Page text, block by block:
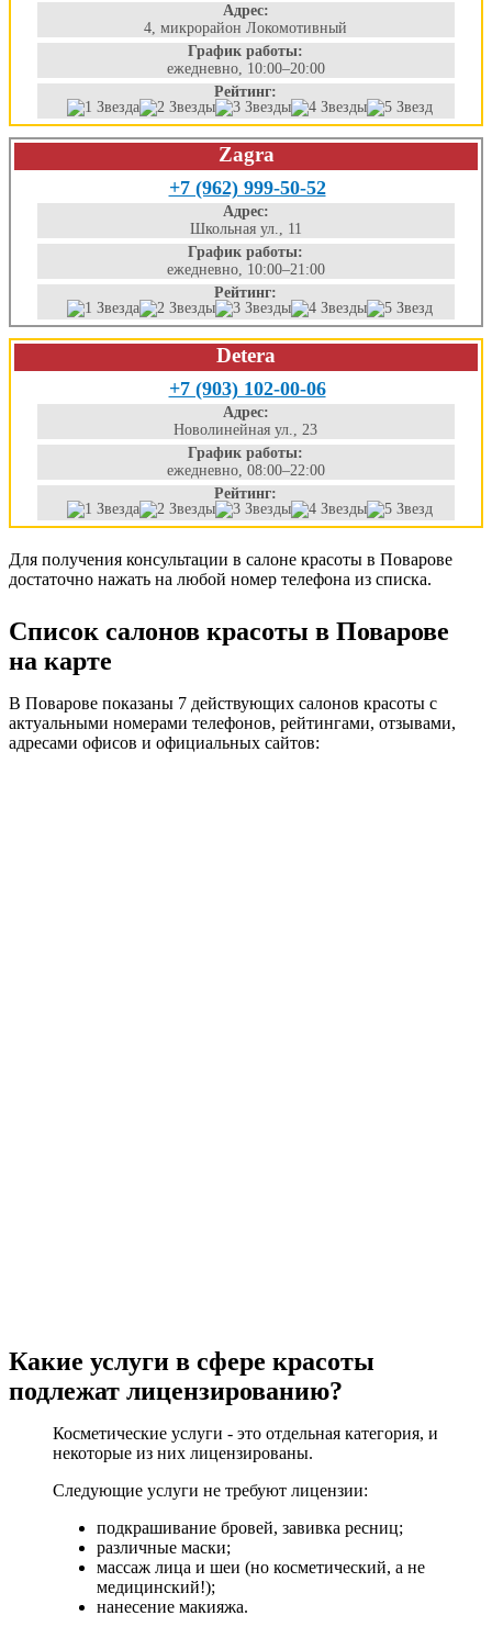
Адрес:
4, микрорайон Локомотивный
График работы:
ежедневно, 10:00–20:00
Рейтинг:
Zagra
+7 (962) 999-50-52
Адрес:
Школьная ул., 11
График работы:
ежедневно, 10:00–21:00
Рейтинг:
Detera
+7 (903) 102-00-06
Адрес:
Новолинейная ул., 23
График работы:
ежедневно, 08:00–22:00
Рейтинг:
Для получения консультации в салоне красоты в Поварове
достаточно нажать на любой номер телефона из списка.
Список салонов красоты в Поварове
на карте
В Поварове показаны 7 действующих салонов красоты с
актуальными номерами телефонов, рейтингами, отзывами,
адресами офисов и официальных сайтов:
Какие услуги в сфере красоты
подлежат лицензированию?
Косметические услуги - это отдельная категория, и
некоторые из них лицензированы.
Следующие услуги не требуют лицензии:
подкрашивание бровей, завивка ресниц;
различные маски;
массаж лица и шеи (но косметический, а не
медицинский!);
нанесение макияжа.